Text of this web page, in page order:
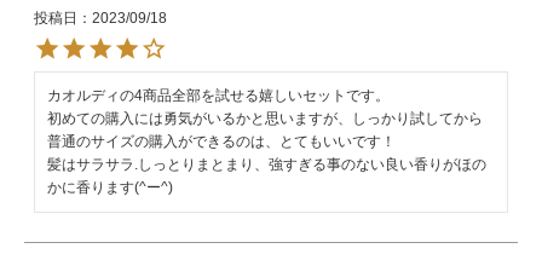
投稿日
2023/09/18
カオルディの4商品全部を試せる嬉しいセットです。
初めての購入には勇気がいるかと思いますが、しっかり試してから
普通のサイズの購入ができるのは、とてもいいです！
髪はサラサラ.しっとりまとまり、強すぎる事のない良い香りがほの
かに香ります(^ー^)